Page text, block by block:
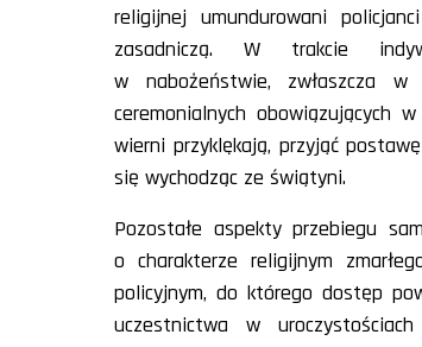
religijnej umundurowani
zasadniczą. W trakcie
w nabożeństwie, zwłaszcza
ceremonialnych obowiązujących
wierni przyklękają, przyjąć
się wychodząc ze świątyni.
Pozostałe aspekty przebiegu
o charakterze religijnym
policyjnym, do którego dostęp
uczestnictwa w